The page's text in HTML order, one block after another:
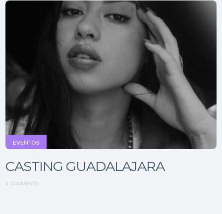
EVENTOS
CASTING GUADALAJARA
0 COMMENTS